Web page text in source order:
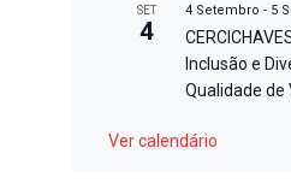
SET
4
4 Setembro - 5
Inclusão e
Qualidade de
Ver calendário